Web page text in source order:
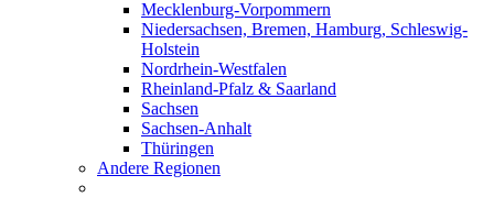
Mecklenburg-Vorpommern
Niedersachsen, Bremen, Hamburg, Schleswig-
Holstein
Nordrhein-Westfalen
Rheinland-Pfalz & Saarland
Sachsen
Sachsen-Anhalt
Thüringen
Andere Regionen